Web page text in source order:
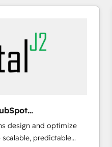
」を引き受け、部門横断
SEOを前提にした情報設
計をContent Hubで一体
移行支援：Salesforce・
、カスタム設計、履歴
AEO対応：ChatGPT・
ー認定 ✓ HubSpotアワ
/
以上の導入実績 ✓
purpose-built apps,
scalability, & reporting.
pipeline with inbound,
that fuel growth. 👩‍💻
websites with
AEO with tailored
HubSpot with
maintenance. As
design and optimize
predictable